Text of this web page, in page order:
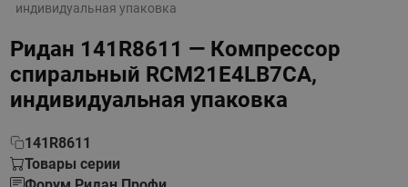
индивидуальная упаковка
Ридан 141R8611 — Компрессор
спиральный RCM21E4LB7CA,
индивидуальная упаковка
141R8611
Товары серии